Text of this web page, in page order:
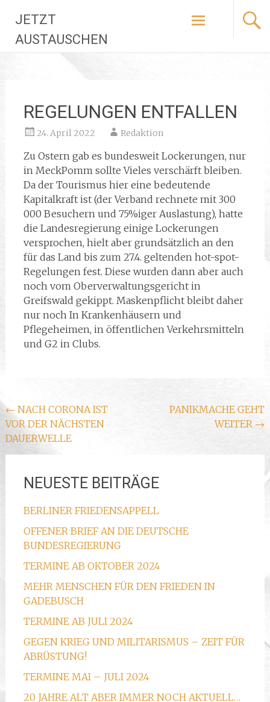
Inhalt
springen
JETZT
AUSTAUSCHEN
REGELUNGEN ENTFALLEN
24. April 2022 Redaktion
Zu Ostern gab es bundesweit Lockerungen, nur
in MeckPomm sollte Vieles verschärft bleiben.
Da der Tourismus hier eine bedeutende
Kapitalkraft ist (der Verband rechnete mit 300
000 Besuchern und 75%iger Auslastung), hatte
die Landesregierung einige Lockerungen
versprochen, hielt aber grundsätzlich an den
für das Land bis zum 27.4. geltenden hot-spot-
Regelungen fest. Diese wurden dann aber auch
noch vom Oberverwaltungsgericht in
Greifswald gekippt. Maskenpflicht bleibt daher
nur noch In Krankenhäusern und
Pflegeheimen, in öffentlichen Verkehrsmitteln
und G2 in Clubs.
Beitragsnavigation
← NACH CORONA IST
VOR DER NÄCHSTEN
DAUERWELLE
PANIKMACHE GEHT
WEITER →
NEUESTE BEITRÄGE
BERLINER FRIEDENSAPPELL
OFFENER BRIEF AN DIE DEUTSCHE
BUNDESREGIERUNG
TERMINE AB OKTOBER 2024
MEHR MENSCHEN FÜR DEN FRIEDEN IN
GADEBUSCH
TERMINE AB JULI 2024
GEGEN KRIEG UND MILITARISMUS – ZEIT FÜR
ABRÜSTUNG!
TERMINE MAI – JULI 2024
20 JAHRE ALT ABER IMMER NOCH AKTUELL…